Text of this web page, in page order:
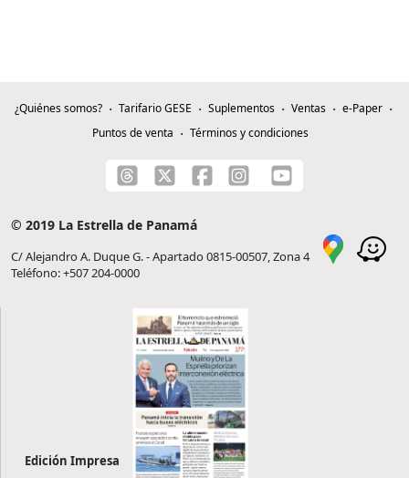
¿Quiénes somos? Tarifario GESE Suplementos Ventas
e-Paper
Puntos de venta
Términos y condiciones
© 2019 La Estrella de Panamá
C/ Alejandro A. Duque G. - Apartado 0815-00507, Zona 4
Teléfono: +507 204-0000
Edición Impresa